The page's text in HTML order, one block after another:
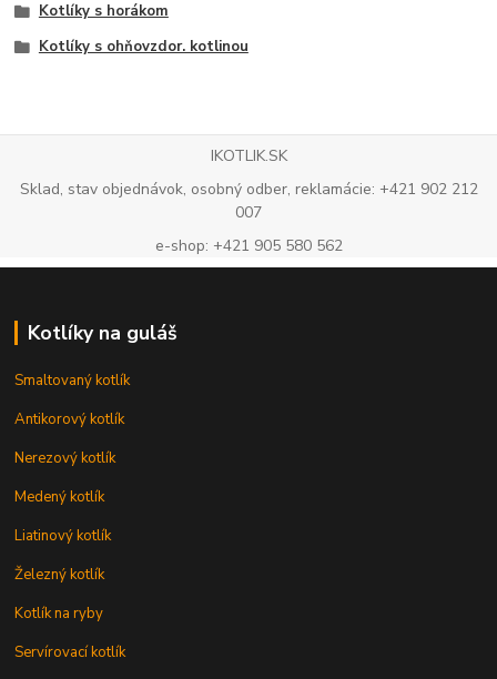
Kotlíky s horákom
Kotlíky s ohňovzdor. kotlinou
IKOTLIK.SK
Sklad, stav objednávok, osobný odber, reklamácie: +421 902 212
007
e-shop: +421 905 580 562
Kotlíky na guláš
Smaltovaný kotlík
Antikorový kotlík
Nerezový kotlík
Medený kotlík
Liatinový kotlík
Železný kotlík
Kotlík na ryby
Servírovací kotlík